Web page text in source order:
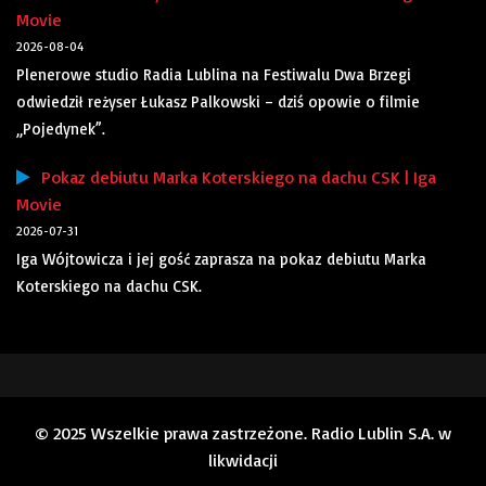
Movie
2026-08-04
Plenerowe studio Radia Lublina na Festiwalu Dwa Brzegi
odwiedził reżyser Łukasz Palkowski – dziś opowie o filmie
„Pojedynek”.
Pokaz debiutu Marka Koterskiego na dachu CSK | Iga
Movie
2026-07-31
Iga Wójtowicza i jej gość zaprasza na pokaz debiutu Marka
Koterskiego na dachu CSK.
© 2025 Wszelkie prawa zastrzeżone. Radio Lublin S.A. w
likwidacji